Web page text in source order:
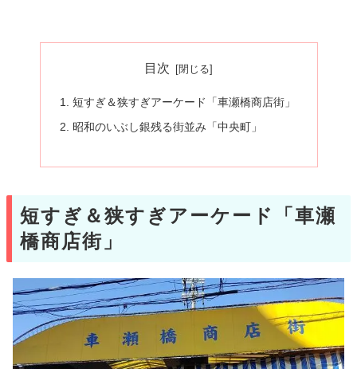
目次
短すぎ＆狭すぎアーケード「車瀬橋商店街」
昭和のいぶし銀残る街並み「中央町」
短すぎ＆狭すぎアーケード「車瀬
橋商店街」